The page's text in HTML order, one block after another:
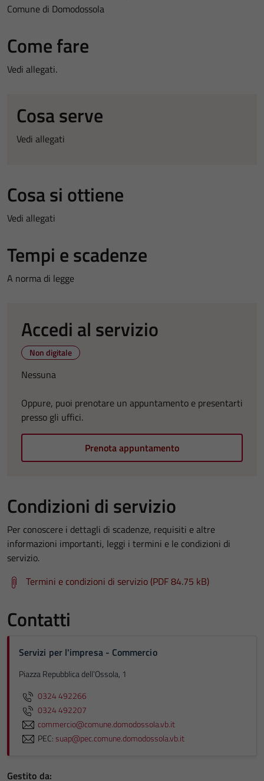
Comune di Domodossola
Come fare
Vedi allegati.
Cosa serve
Vedi allegati
Cosa si ottiene
Vedi allegati
Tempi e scadenze
A norma di legge
Accedi al servizio
Non digitale
Nessuna
Oppure, puoi prenotare un appuntamento e presentarti
presso gli uffici.
Prenota appuntamento
Condizioni di servizio
Per conoscere i dettagli di scadenze, requisiti e altre
informazioni importanti, leggi i termini e le condizioni di
servizio.
Termini e condizioni di servizio (PDF 84.75 kB)
Contatti
Servizi per l'impresa - Commercio
Piazza Repubblica dell'Ossola, 1
0324 492266
0324 492207
commercio@comune.domodossola.vb.it
PEC:suap@pec.comune.domodossola.vb.it
Gestito da: